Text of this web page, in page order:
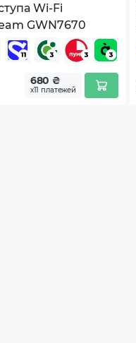
Wi-Fi
GWN7670
680 ₴
х11 платежей